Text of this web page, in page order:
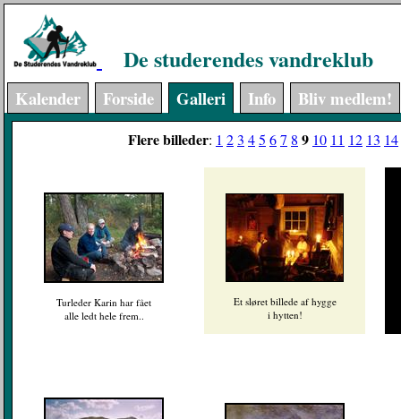
De studerendes vandreklub
Kalender Forside Galleri Info Bliv medlem!
Flere billeder: 1 23 45 67 8 9 10 11 12 13 14
Turleder Karin har fået
alle ledt hele frem..
Et sløret billede af hygge
i hytten!